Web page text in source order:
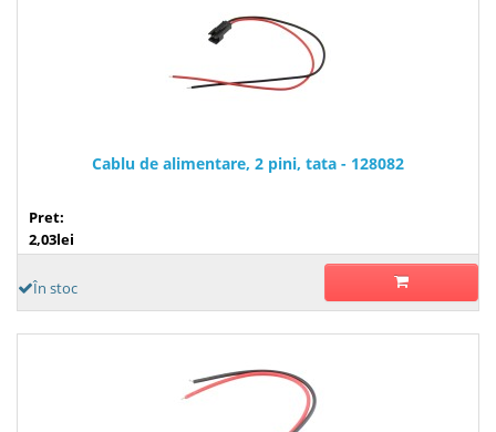
Cablu de alimentare, 2 pini, tata - 128082
Pret:
2,03lei
În stoc